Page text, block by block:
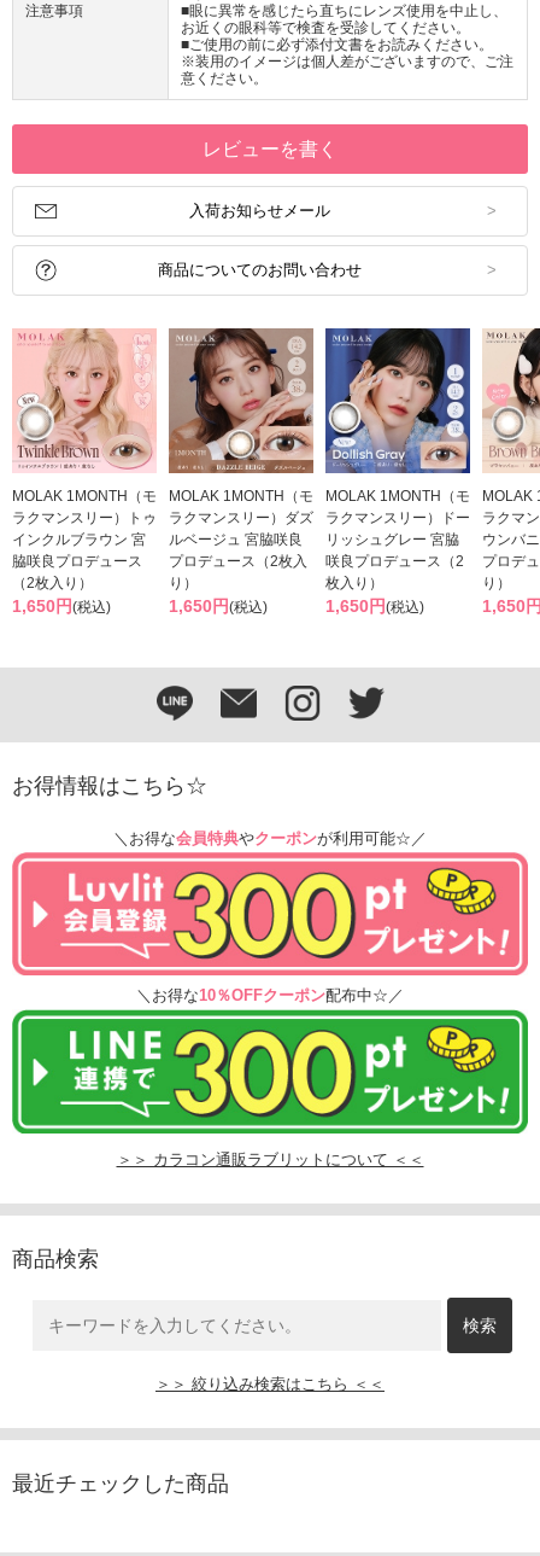
注意事項
■眼に異常を感じたら直ちにレンズ使用を中止し、
お近くの眼科等で検査を受診してください。
■ご使用の前に必ず添付文書をお読みください。
※装用のイメージは個人差がございますので、ご注
意ください。
レビューを書く
入荷お知らせメール
商品についてのお問い合わせ
MOLAK 1MONTH（モ
ラクマンスリー）トゥ
インクルブラウン 宮
脇咲良プロデュース
（2枚入り）
1,650円(税込)
MOLAK 1MONTH（モ
ラクマンスリー）ダズ
ルベージュ 宮脇咲良
プロデュース（2枚入
り）
1,650円(税込)
MOLAK 1MONTH（モ
ラクマンスリー）ドー
リッシュグレー 宮脇
咲良プロデュース（2
枚入り）
1,650円(税込)
MOLAK
ラクマ
ウンバ
プロデ
り）
1,650
お得情報はこちら☆
＼お得な会員特典やクーポンが利用可能☆／
＼お得な10％OFFクーポン配布中☆／
＞＞ カラコン通販ラブリットについて ＜＜
商品検索
＞＞ 絞り込み検索はこちら ＜＜
最近チェックした商品